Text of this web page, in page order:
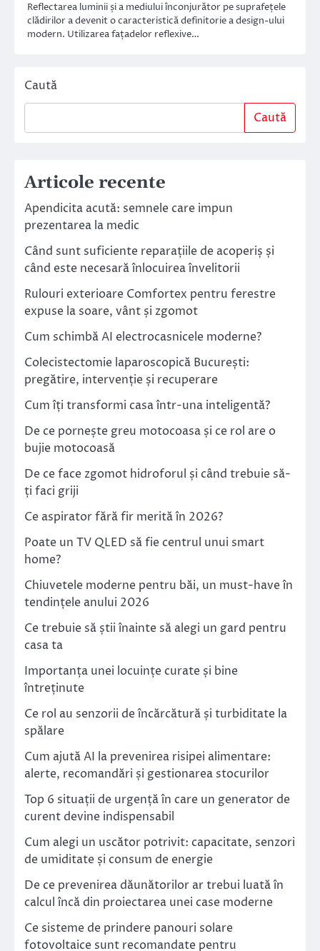
Reflectarea luminii și a mediului înconjurător pe suprafețele
clădirilor a devenit o caracteristică definitorie a design-ului
modern. Utilizarea fațadelor reflexive…
Caută
Caută
Articole recente
Apendicita acută: semnele care impun
prezentarea la medic
Când sunt suficiente reparațiile de acoperiș și
când este necesară înlocuirea învelitorii
Rulouri exterioare Comfortex pentru ferestre
expuse la soare, vânt și zgomot
Cum schimbă AI electrocasnicele moderne?
Colecistectomie laparoscopică București:
pregătire, intervenție și recuperare
Cum îți transformi casa într-una inteligentă?
De ce pornește greu motocoasa și ce rol are o
bujie motocoasă
De ce face zgomot hidroforul și când trebuie să-
ți faci griji
Ce aspirator fără fir merită în 2026?
Poate un TV QLED să fie centrul unui smart
home?
Chiuvetele moderne pentru băi, un must-have în
tendințele anului 2026
Ce trebuie să știi înainte să alegi un gard pentru
casa ta
Importanța unei locuințe curate și bine
întreținute
Ce rol au senzorii de încărcătură și turbiditate la
spălare
Cum ajută AI la prevenirea risipei alimentare:
alerte, recomandări și gestionarea stocurilor
Top 6 situații de urgență în care un generator de
curent devine indispensabil
Cum alegi un uscător potrivit: capacitate, senzori
de umiditate și consum de energie
De ce prevenirea dăunătorilor ar trebui luată în
calcul încă din proiectarea unei case moderne
Ce sisteme de prindere panouri solare
fotovoltaice sunt recomandate pentru